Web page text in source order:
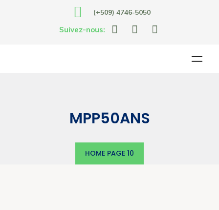
(+509) 4746-5050
Suivez-nous:
MPP50ANS
HOME PAGE 10